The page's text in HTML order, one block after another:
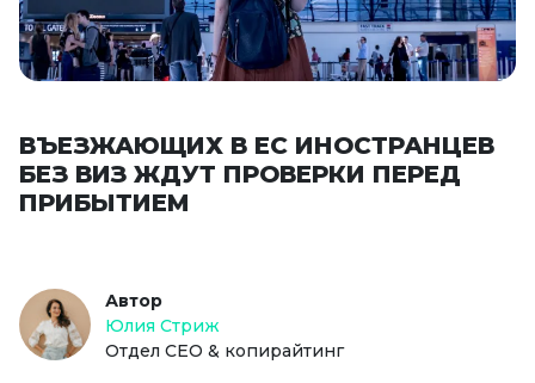
ВЪЕЗЖАЮЩИХ В ЕС ИНОСТРАНЦЕВ
БЕЗ ВИЗ ЖДУТ ПРОВЕРКИ ПЕРЕД
ПРИБЫТИЕМ
Автор
Юлия Стриж
Отдел СЕО & копирайтинг